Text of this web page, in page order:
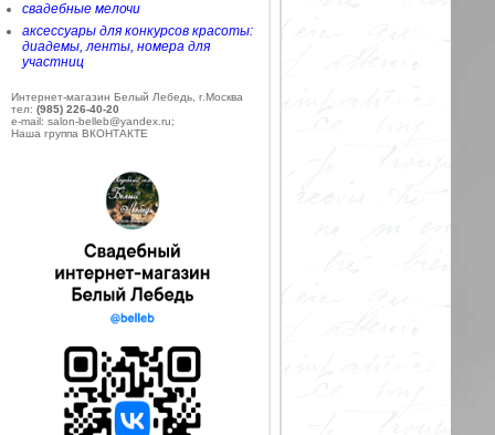
свадебные мелочи
аксессуары для конкурсов красоты:
диадемы, ленты, номера для
участниц
Интернет-магазин Белый Лебедь, г.Москва
тел: (985) 226-40-20
e-mail: salon-belleb@yandex.ru;
Наша группа ВКОНТАКТЕ